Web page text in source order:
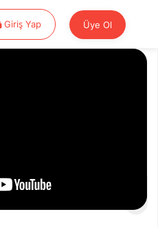
Giriş YapGiriş Yap Üye Ol